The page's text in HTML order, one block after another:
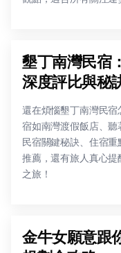
墾丁南灣民宿
深度評比與秘
還在煩惱墾丁南灣民
宿如南灣渡假飯店、
民宿關鍵秘訣、住宿
推薦，還有旅人真心
之旅！
金牛女願意跟